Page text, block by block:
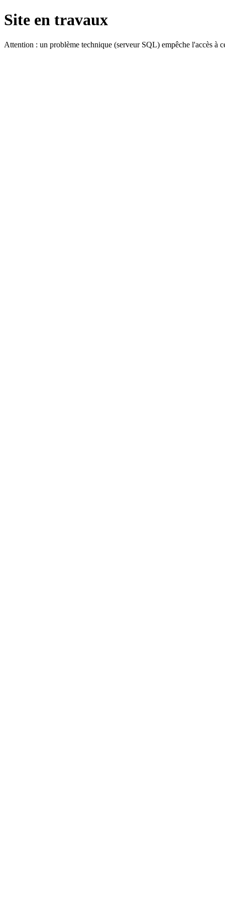
Site en travaux
Attention : un problème technique (serveur SQL) empêche l'accès à